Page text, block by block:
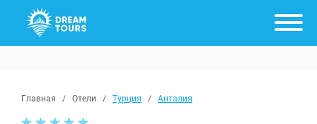
Главная / Отели / Турция / Анталия